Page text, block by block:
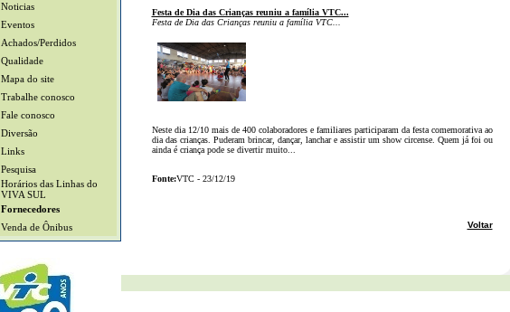
Noticias
Eventos
Achados/Perdidos
Qualidade
Mapa do site
Trabalhe conosco
Fale conosco
Diversão
Links
Pesquisa
Horários das Linhas do
VIVA SUL
Fornecedores
Venda de Ônibus
Festa de Dia das Crianças reuniu a família VTC...
Festa de Dia das Crianças reuniu a família VTC...
Neste dia 12/10 mais de 400 colaboradores e familiares participaram da festa comemorativa ao
dia das crianças. Puderam brincar, dançar, lanchar e assistir um show circense. Quem já foi ou
ainda é criança pode se divertir muito...
Fonte:VTC - 23/12/19
Voltar